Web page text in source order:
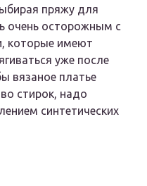
пряжу для
очень осторожным с
которые имеют
уже после
вязаное платье
стирок, надо
синтетических